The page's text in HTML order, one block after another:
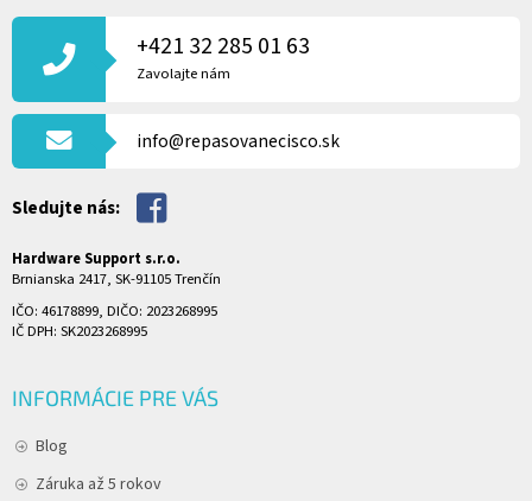
Á
T
+421 32 285 01 63
Zavolajte nám
info@repasovanecisco.sk
Sledujte nás:
Hardware Support s.r.o.
Brnianska 2417, SK-91105 Trenčín
IČO: 46178899, DIČO: 2023268995
IČ DPH: SK2023268995
INFORMÁCIE PRE VÁS
Blog
Záruka až 5 rokov